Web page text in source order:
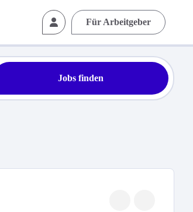
Für Arbeitgeber
Jobs finden